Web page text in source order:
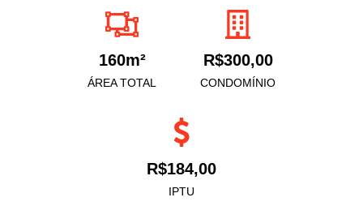
160m²
ÁREA TOTAL
R$300,00
CONDOMÍNIO
R$184,00
IPTU